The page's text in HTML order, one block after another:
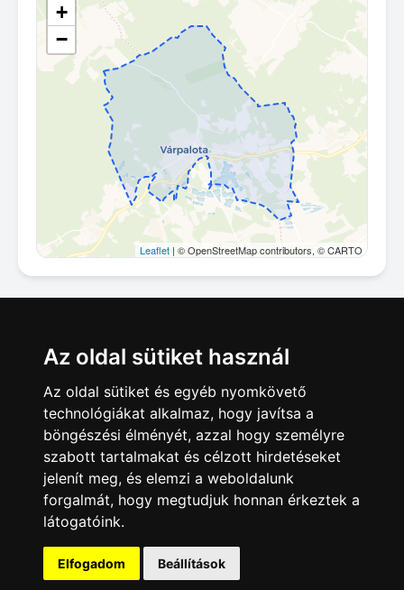
Az oldal sütiket használ
Az oldal sütiket és egyéb nyomkövető
technológiákat alkalmaz, hogy javítsa a
böngészési élményét, azzal hogy személyre
szabott tartalmakat és célzott hirdetéseket
jelenít meg, és elemzi a weboldalunk
forgalmát, hogy megtudjuk honnan érkeztek a
látogatóink.
Elfogadom Beállítások
+
−
Leaflet | © OpenStreetMap contributors, © CARTO
Hirdetésfeladás
Adatkezelés | ÁSZF | Apróhirdetés Blog
Minden jog fenntartva! © 2020-2026. 4Web Kft.